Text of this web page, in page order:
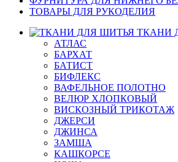
ТОВАРЫ ДЛЯ РУКОДЕЛИЯ
ТКАНИ
АТЛАС
БАРХАТ
БАТИСТ
БИФЛЕКС
ВАФЕЛЬНОЕ ПОЛОТНО
ВЕЛЮР ХЛОПКОВЫЙ
ВИСКОЗНЫЙ ТРИКОТАЖ
ДЖЕРСИ
ДЖИНСА
ЗАМША
КАШКОРСЕ